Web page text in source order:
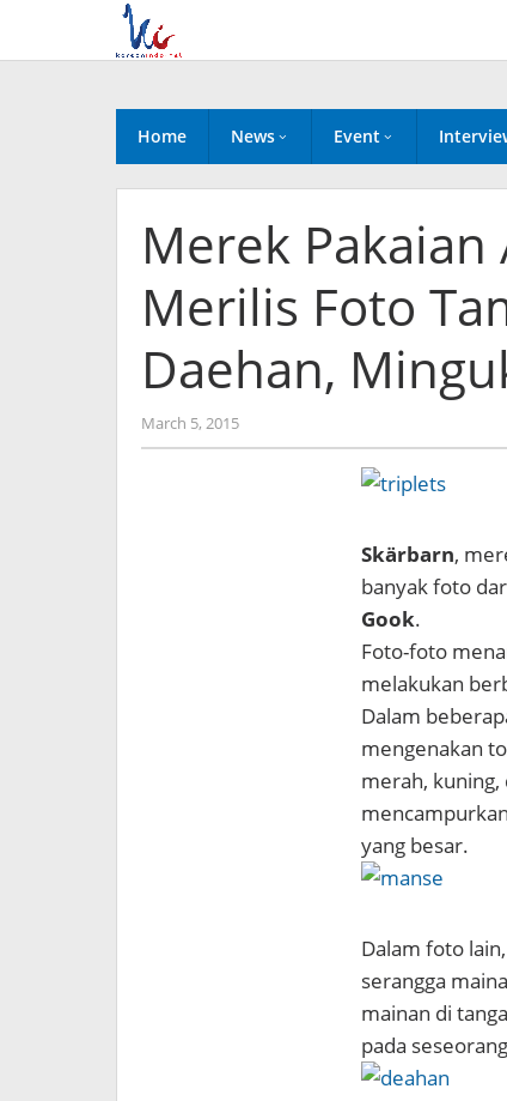
content
Home News Event
Merek Pakaian
Merilis Foto
Daehan,
March 5, 2015by
Koreanindo
Skärbarn,
banyak foto
Gook.
Foto-foto
melakukan
Dalam
mengenakan
merah, kuning,
yang besar.
Dalam foto
serangga
mainan di
pada